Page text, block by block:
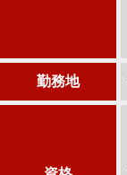
勤務地